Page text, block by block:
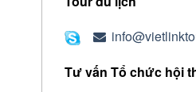
Tư vấn Tổ chức hội